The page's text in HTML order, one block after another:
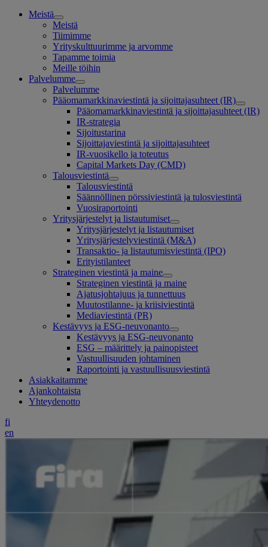
Meistä
Meistä
Tiimimme
Yrityskulttuurimme ja arvomme
Tapamme toimia
Meille töihin
Palvelumme
Palvelumme
Pääomamarkkinaviestintä ja sijoittajasuhteet (IR)
Pääomamarkkinaviestintä ja sijoittajasuhteet (IR)
IR-strategia
Sijoitustarina
Sijoittajaviestintä ja sijoittajasuhteet
IR-vuosikello ja toteutus
Capital Markets Day (CMD)
Talousviestintä
Talousviestintä
Säännöllinen pörssiviestintä ja tulosviestintä
Vuosiraportointi
Yritysjärjestelyt ja listautumiset
Yritysjärjestelyt ja listautumiset
Yritysjärjestelyviestintä (M&A)
Transaktio- ja listautumisviestintä (IPO)
Erityistilanteet
Strateginen viestintä ja maine
Strateginen viestintä ja maine
Ajatusjohtajuus ja tunnettuus
Muutostilanne- ja kriisiviestintä
Mediaviestintä (PR)
Kestävyys ja ESG-neuvonanto
Kestävyys ja ESG-neuvonanto
ESG – määrittely ja painopisteet
Vastuullisuuden johtaminen
Raportointi ja vastuullisuusviestintä
Asiakkaitamme
Ajankohtaista
Yhteydenotto
fi
en